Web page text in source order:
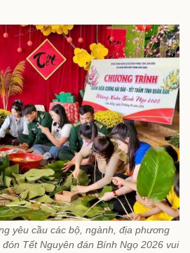
yêu cầu các bộ, ngành, địa phương
Tết Nguyên đán Bính Ngọ 2026 vui